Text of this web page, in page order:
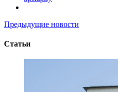
Предыдущие новости
Статьи